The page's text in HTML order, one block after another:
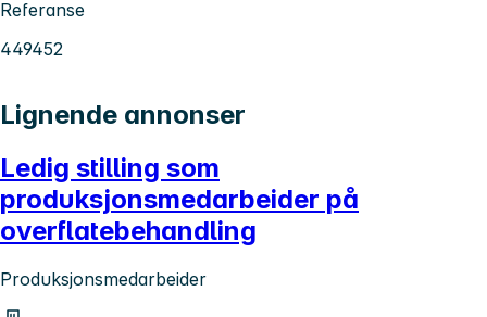
Referanse
449452
Lignende annonser
Ledig stilling som
produksjonsmedarbeider på
overflatebehandling
Produksjonsmedarbeider